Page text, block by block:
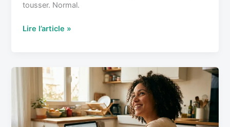
tousser. Normal.
Lire l’article »
TNS
:
êtes-